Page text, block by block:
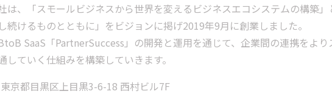
は、「スモールビジネスから世界を変えるビジネスエコシステムの構築」
続けるものとともに」をビジョンに掲げ2019年9月に創業しました。
SaaS「PartnerSuccess」の開発と運用を通じて、企業間の連携をよ
ていく仕組みを構築していきます。
都目黒区上目黒3-6-18 西村ビル7F